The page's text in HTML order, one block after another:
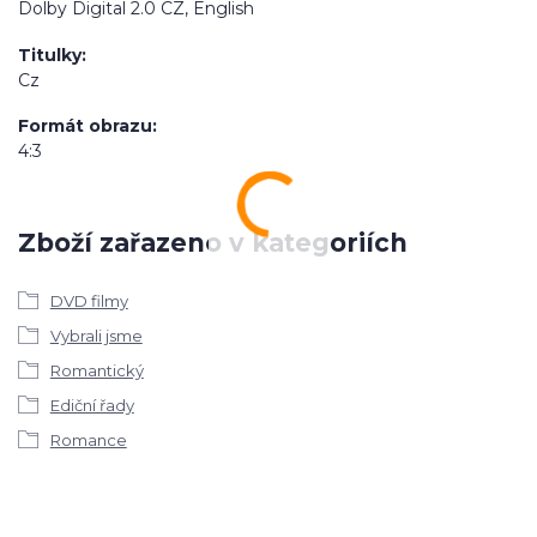
Dolby Digital 2.0 CZ, English
Titulky
Cz
Formát obrazu
4:3
Zboží zařazeno v kategoriích
DVD filmy
Vybrali jsme
Romantický
Ediční řady
Romance